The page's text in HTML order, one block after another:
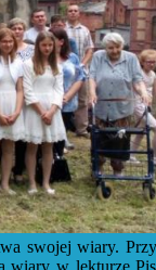
swojej wiary.